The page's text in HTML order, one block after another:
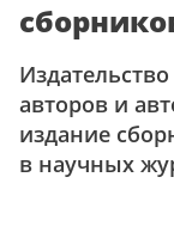
авторов и
издание
в научных